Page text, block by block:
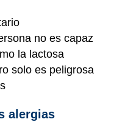
no es capaz
la lactosa
solo es peligrosa
alergias